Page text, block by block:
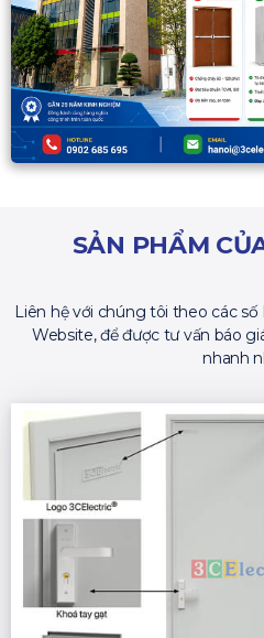
SẢN PHẨM
Liên hệ với chúng tôi theo các
Website, để được tư vấn báo
nhanh